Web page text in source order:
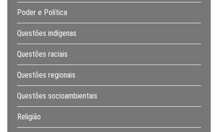
Poder e Política
Questões indígenas
Questões raciais
Questões regionais
Questões socioambientais
Religião